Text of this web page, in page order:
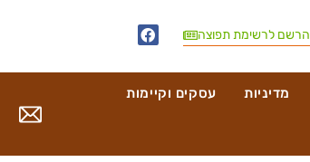
הרשם לרשימת תפוצה
מדיניות עסקים וקיימות